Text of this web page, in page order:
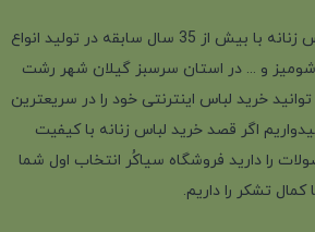
فروشگاه سیاکُر فروش لباس زنانه با بیش از 35 سال سابقه در تولید انواع
و ... در استان سرسبز گیلان شهر رشت
خرید لباس اینترنتی خود را در سریعترین
اگر قصد خرید لباس زنانه با کیفیت
را دارید فروشگاه سیاکُر انتخاب اول شما
تشکر را داریم.